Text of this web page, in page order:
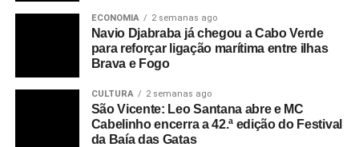
ECONOMIA 2 semanas ago
Navio Djabraba já chegou a Cabo Verde
para reforçar ligação marítima entre ilhas
Brava e Fogo
CULTURA 2 semanas ago
São Vicente: Leo Santana abre e MC
Cabelinho encerra a 42.ª edição do Festival
da Baía das Gatas